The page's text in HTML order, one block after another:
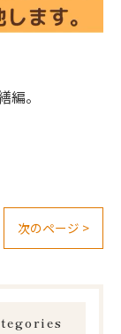
。
次のページ >